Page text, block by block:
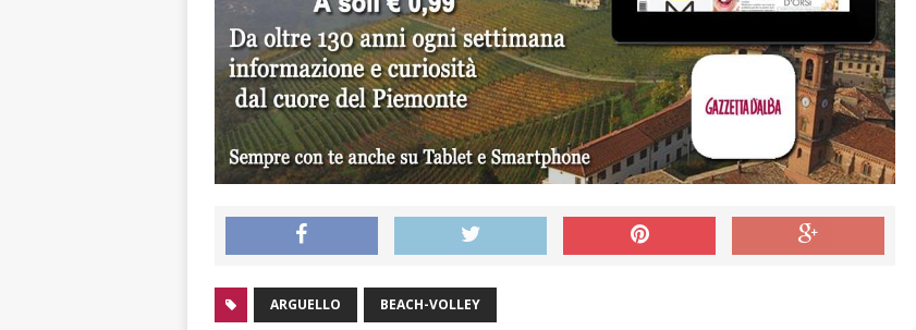
ARGUELLO BEACH-VOLLEY